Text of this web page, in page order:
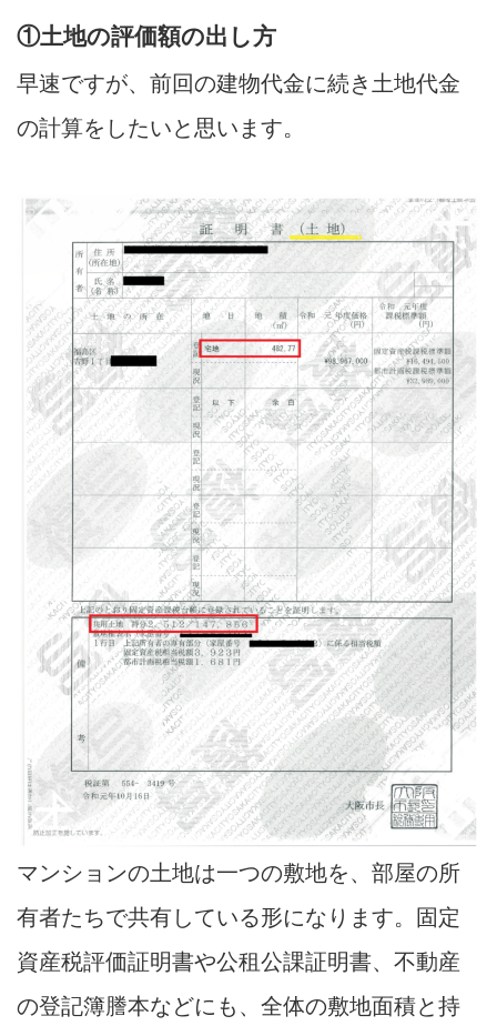
①土地の評価額の出し方
早速ですが、前回の建物代金に続き土地代金
の計算をしたいと思います。
マンションの土地は一つの敷地を、部屋の所
有者たちで共有している形になります。固定
資産税評価証明書や公租公課証明書、不動産
の登記簿謄本などにも、全体の敷地面積と持